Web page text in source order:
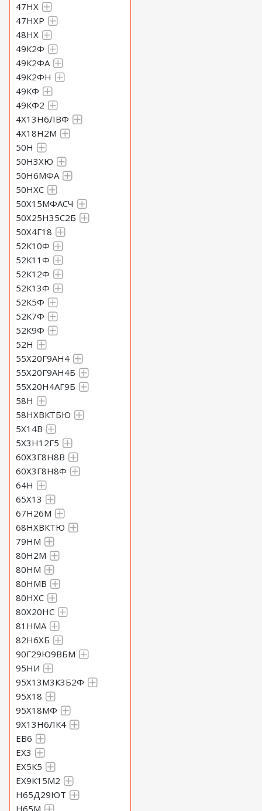
47НХ
47НХР
48НХ
49К2Ф
49К2ФА
49К2ФН
49КФ
49КФ2
4Х13Н6ЛВФ
4Х18Н2М
50Н
50Н3ХЮ
50Н6МФА
50НХС
50Х15МФАСЧ
50Х25Н35С2Б
50Х4Г18
52К10Ф
52К11Ф
52К12Ф
52К13Ф
52К5Ф
52К7Ф
52К9Ф
52Н
55Х20Г9АН4
55Х20Г9АН4Б
55Х20Н4АГ9Б
58Н
58НХВКТБЮ
5Х14В
5Х3Н12Г5
60Х3Г8Н8В
60Х3Г8Н8Ф
64Н
65Х13
67Н26М
68НХВКТЮ
79НМ
80Н2М
80НМ
80НМВ
80НХС
80Х20НС
81НМА
82Н6ХБ
90Г29Ю9ВБМ
95НИ
95Х13М3К3Б2Ф
95Х18
95Х18МФ
9Х13Н6ЛК4
ЕВ6
ЕХ3
ЕХ5К5
ЕХ9К15М2
Н65Д29ЮТ
Н65М